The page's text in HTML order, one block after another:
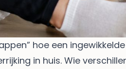
hoe een
in huis. Wie